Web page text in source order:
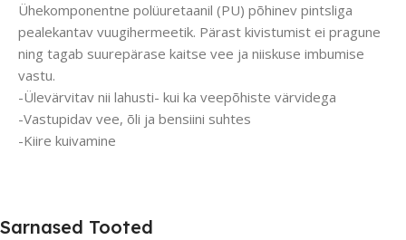
Ühekomponentne polüuretaanil (PU) põhinev pintsliga
pealekantav vuugihermeetik. Pärast kivistumist ei pragune
ning tagab suurepärase kaitse vee ja niiskuse imbumise
vastu.
-Ülevärvitav nii lahusti- kui ka veepõhiste värvidega
-Vastupidav vee, õli ja bensiini suhtes
-Kiire kuivamine
Sarnased Tooted